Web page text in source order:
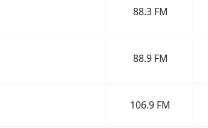
88.3 FM
88.9 FM
106.9 FM